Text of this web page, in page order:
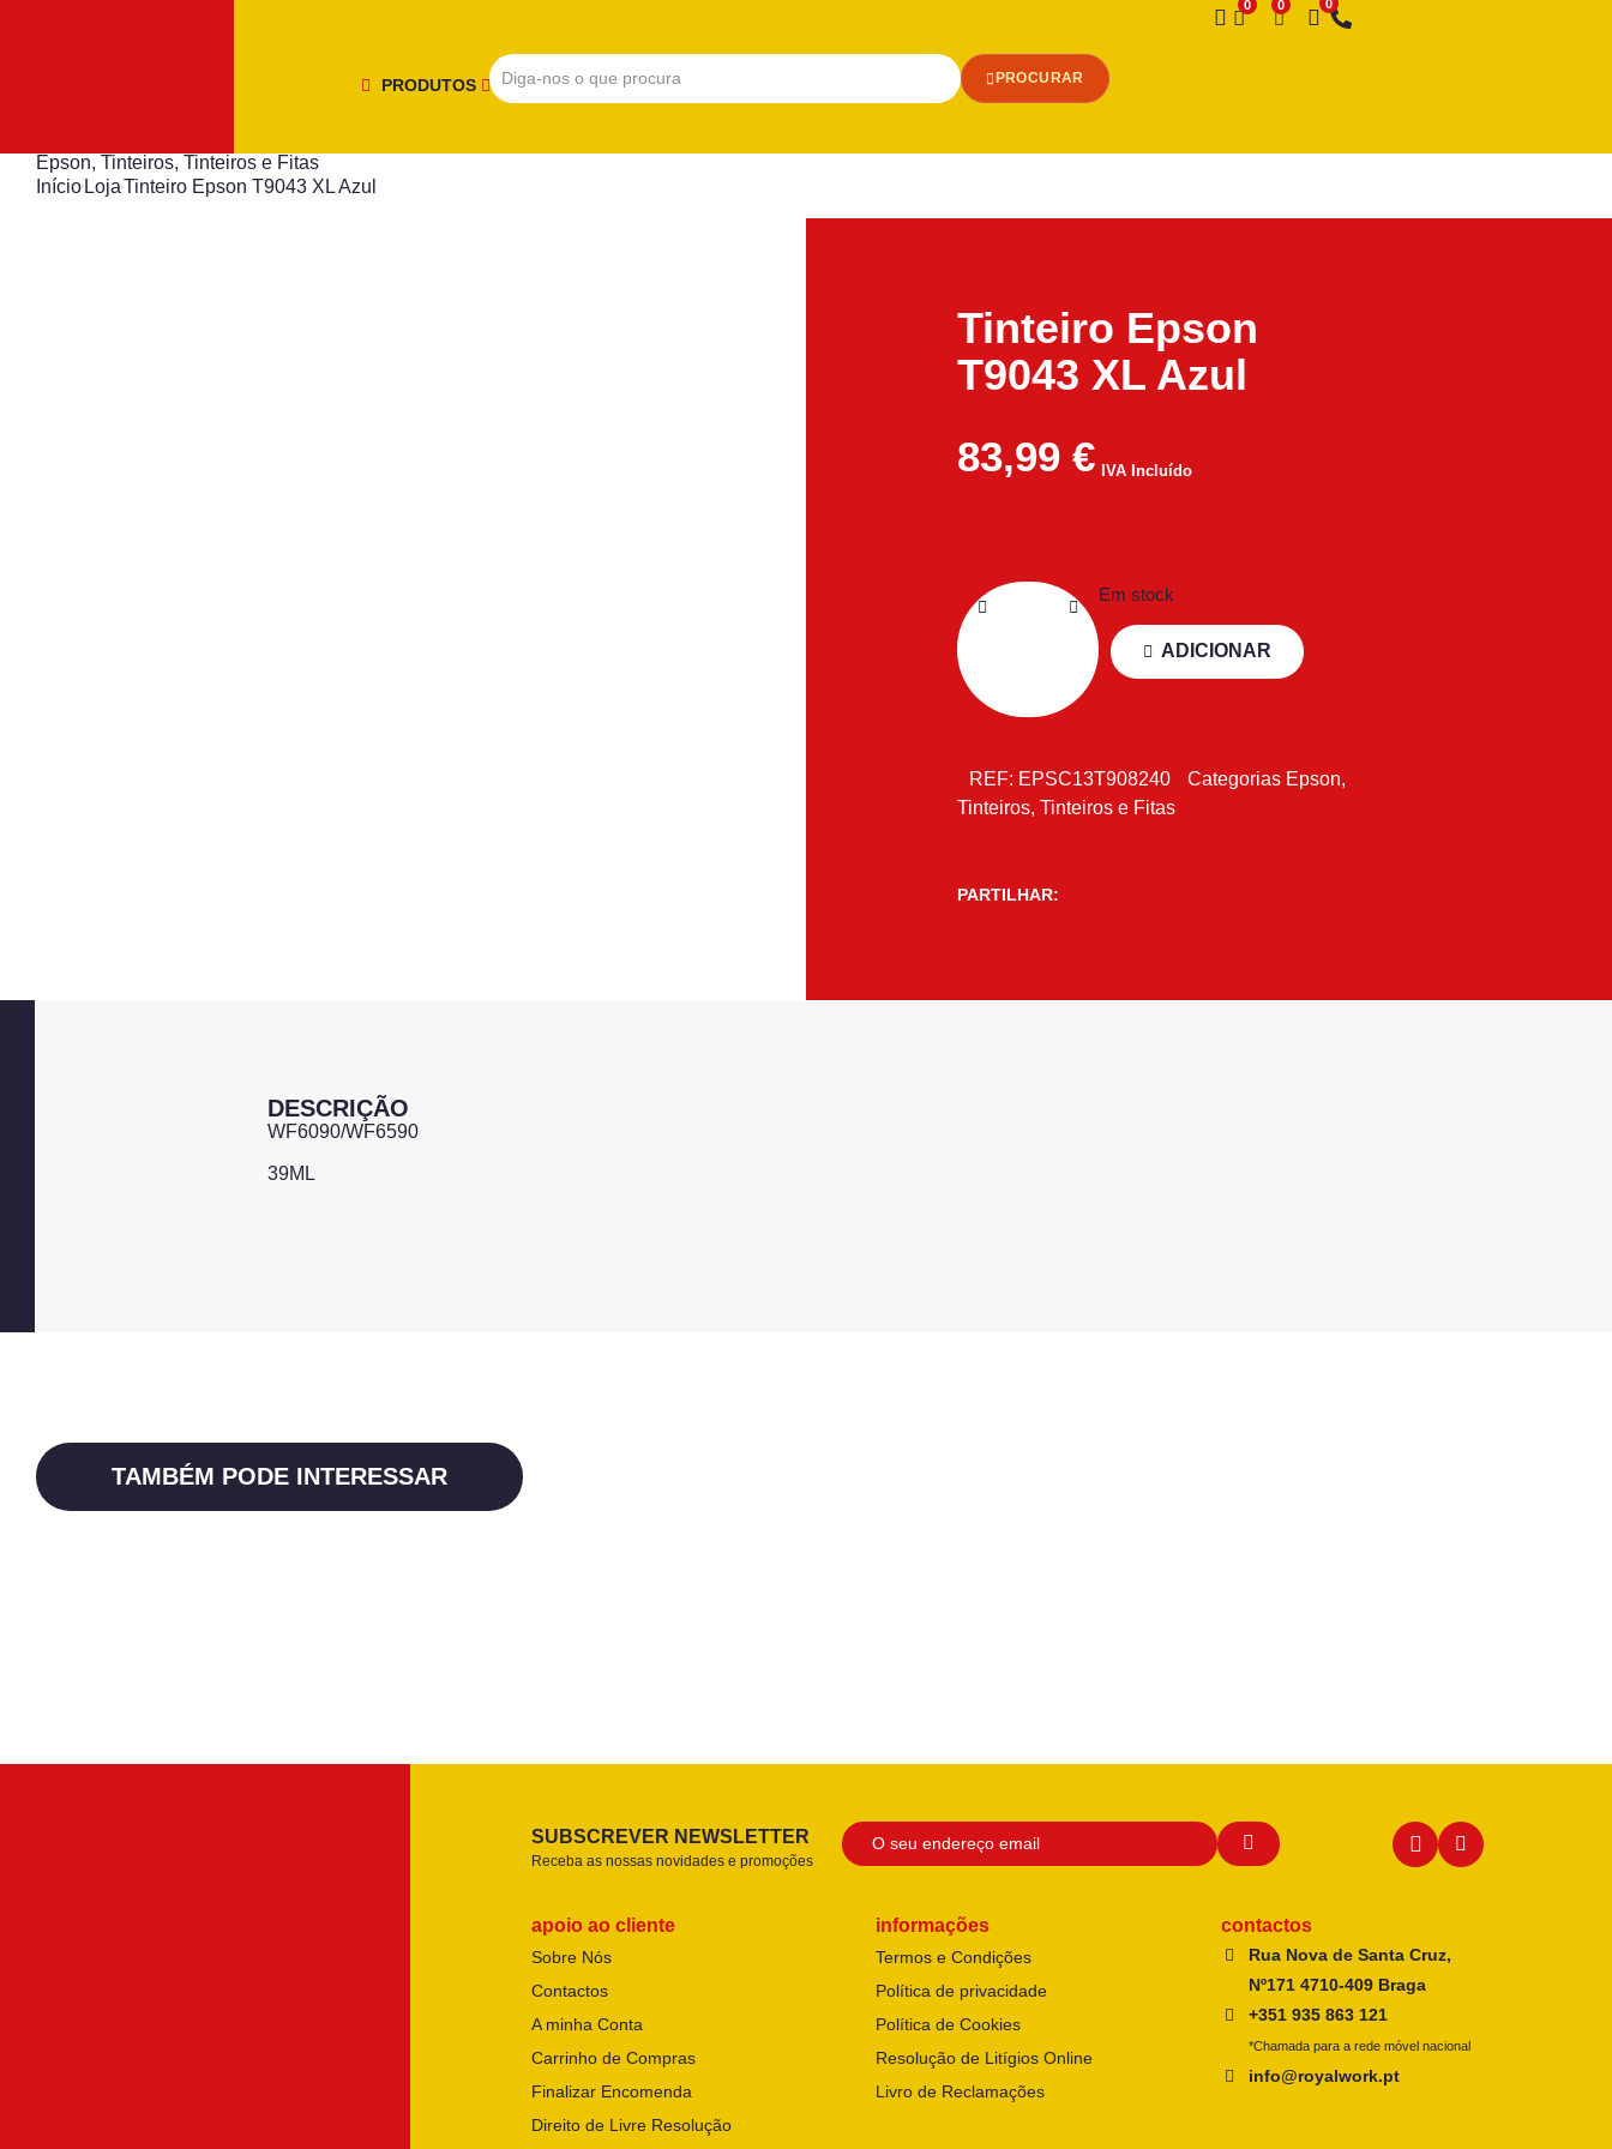
PRODUTOS PROCURAR
Desejo
Epson, Tinteiros, Tinteiros e Fitas
Início LojaTinteiro Epson T9043 XL Azul
Tinteiro Epson
T9043 XL Azul
83,99 € IVA Incluído
Em stock
ADICIONAR
REF: EPSC13T908240 Categorias Epson,
Tinteiros, Tinteiros e Fitas
PARTILHAR:
DESCRIÇÃO
WF6090/WF6590
39ML
TAMBÉM PODE INTERESSAR
SUBSCREVER NEWSLETTER
Receba as nossas novidades e promoções
apoio ao cliente
Sobre Nós
Contactos
A minha Conta
Carrinho de Compras
Finalizar Encomenda
Direito de Livre Resolução
informações
Termos e Condições
Política de privacidade
Política de Cookies
Resolução de Litígios Online
Livro de Reclamações
contactos
Rua Nova de Santa Cruz,
Nº171 4710-409 Braga
+351 935 863 121
*Chamada para a rede móvel nacional
info@royalwork.pt